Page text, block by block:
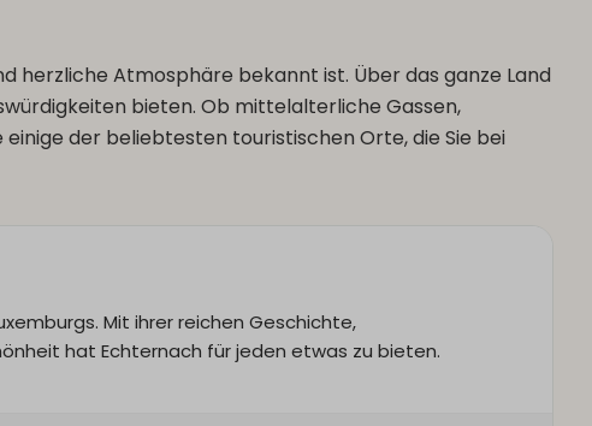
herzliche Atmosphäre bekannt ist. Über das ganze Land
bieten. Ob mittelalterliche Gassen,
der beliebtesten touristischen Orte, die Sie bei
Mit ihrer reichen Geschichte,
hat Echternach für jeden etwas zu bieten.